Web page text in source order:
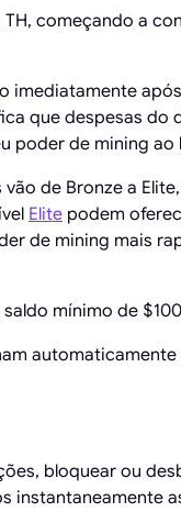
começando a
imediatamente
que despesas do
poder de mining
de Bronze a
Elite podem
de mining mais
mínimo de
bloquear ou
instantaneamente